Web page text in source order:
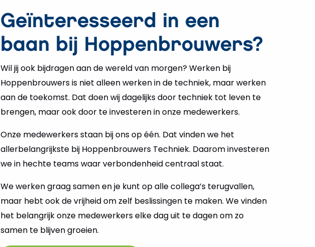
Geïnteresseerd in een
baan bij Hoppenbrouwers?
Wil jij ook bijdragen aan de wereld van morgen? Werken bij
Hoppenbrouwers is niet alleen werken in de techniek, maar werken
aan de toekomst. Dat doen wij dagelijks door techniek tot leven te
brengen, maar ook door te investeren in onze medewerkers.
Onze medewerkers staan bij ons op één. Dat vinden we het
allerbelangrijkste bij Hoppenbrouwers Techniek. Daarom investeren
we in hechte teams waar verbondenheid centraal staat.
We werken graag samen en je kunt op alle collega’s terugvallen,
maar hebt ook de vrijheid om zelf beslissingen te maken. We vinden
het belangrijk onze medewerkers elke dag uit te dagen om zo
samen te blijven groeien.